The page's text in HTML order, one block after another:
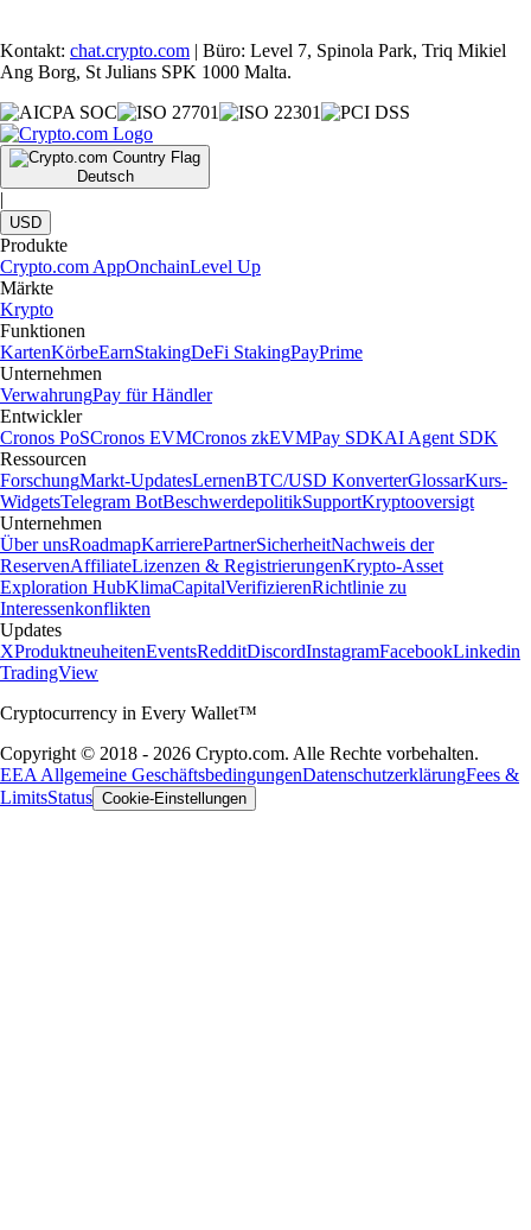
Kontakt: chat.crypto.com | Büro: Level 7, Spinola Park, Triq Mikiel
Ang Borg, St Julians SPK 1000 Malta.
Deutsch
|
USD
Produkte
Crypto.com AppOnchainLevel Up
Märkte
Krypto
Funktionen
KartenKörbeEarnStakingDeFi StakingPayPrime
Unternehmen
VerwahrungPay für Händler
Entwickler
Cronos PoSCronos EVMCronos zkEVMPay SDKAI Agent SDK
Ressourcen
ForschungMarkt-UpdatesLernenBTC/USD KonverterGlossarKurs-
WidgetsTelegram BotBeschwerdepolitikSupportKryptooversigt
Unternehmen
Über unsRoadmapKarrierePartnerSicherheitNachweis der
ReservenAffiliateLizenzen & RegistrierungenKrypto-Asset
Exploration HubKlimaCapitalVerifizierenRichtlinie zu
Interessenkonflikten
Updates
XProduktneuheitenEventsRedditDiscordInstagramFacebookLinkedin
TradingView
Cryptocurrency in Every Wallet™
Copyright © 2018 - 2026 Crypto.com. Alle Rechte vorbehalten.
EEA Allgemeine GeschäftsbedingungenDatenschutzerklärungFees &
LimitsStatus Cookie-Einstellungen